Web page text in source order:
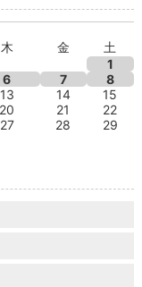
木 金
土
1
6 7
8
13 14
15
20 21
22
27 28
29